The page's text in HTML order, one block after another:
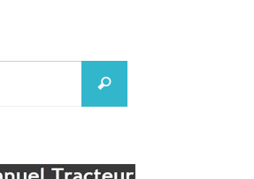
Recherche